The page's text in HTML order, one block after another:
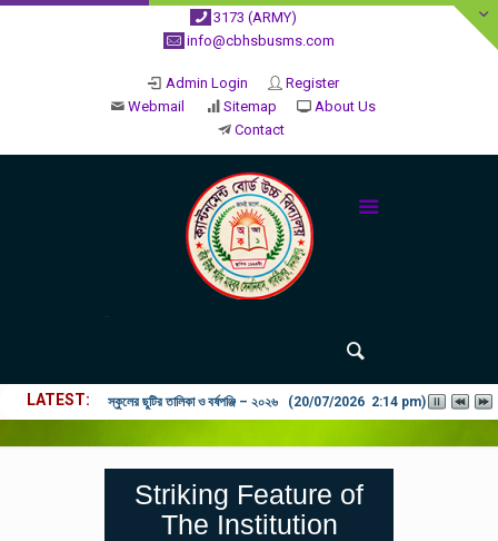
3173 (ARMY)
info@cbhsbusms.com
Admin Login
Register
Webmail
Sitemap
About Us
Contact
LATEST ২০২৬ শিক্ষাবর্ষে ভর্তি পুন: বিজ্ঞপ্তিঃ শিশু থেকে নবম শ্রেণি পযর্ন্ত ফরম বিতরন
Striking Feature of
The Institution